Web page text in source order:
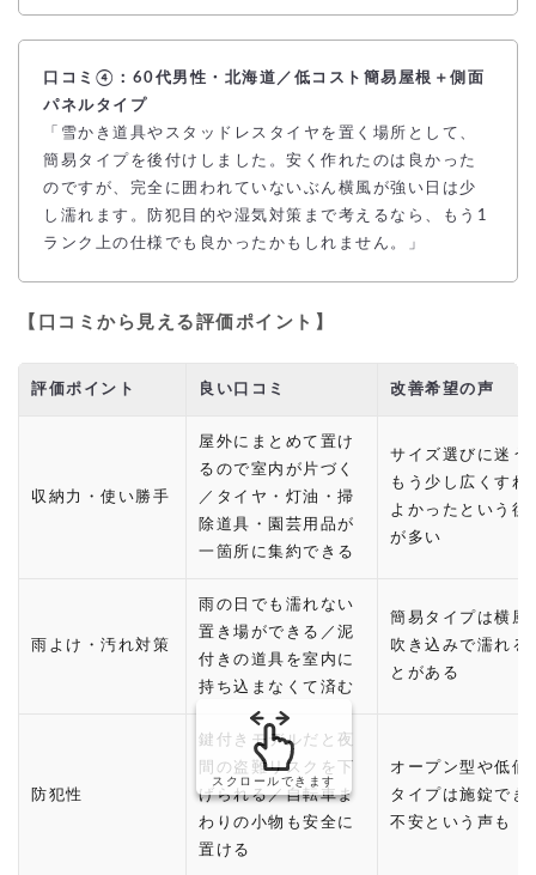
口コミ④：60代男性・北海道／低コスト簡易屋根＋側面
パネルタイプ
「雪かき道具やスタッドレスタイヤを置く場所として、
簡易タイプを後付けしました。安く作れたのは良かった
のですが、完全に囲われていないぶん横風が強い日は少
し濡れます。防犯目的や湿気対策まで考えるなら、もう1
ランク上の仕様でも良かったかもしれません。」
【口コミから見える評価ポイント】
評価ポイント 良い口コミ 改善希望の声
収納力・使い勝手
屋外にまとめて置け
るので室内が片づく
／タイヤ・灯油・掃
除道具・園芸用品が
一箇所に集約できる
サイズ選びに迷う
もう少し広くすれ
よかったという後
が多い
雨よけ・汚れ対策
雨の日でも濡れない
置き場ができる／泥
付きの道具を室内に
持ち込まなくて済む
簡易タイプは横風
吹き込みで濡れる
とがある
防犯性
鍵付きモデルだと夜
間の盗難リスクを下
げられる／自転車ま
わりの小物も安全に
置ける
オープン型や低価
タイプは施錠でき
不安という声も
スクロールできます